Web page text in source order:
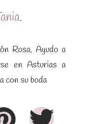
Rosa. Ayudo a
en Asturias a
con su boda